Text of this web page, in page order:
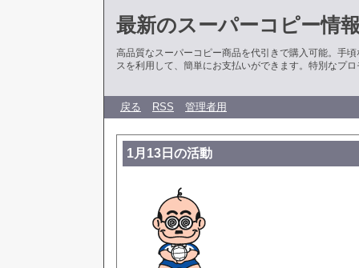
最新のスーパーコピー情
高品質なスーパーコピー商品を代引きで購入可能。手
スを利用して、簡単にお支払いができます。特別なプ
戻る RSS 管理者用
1月13日の活動